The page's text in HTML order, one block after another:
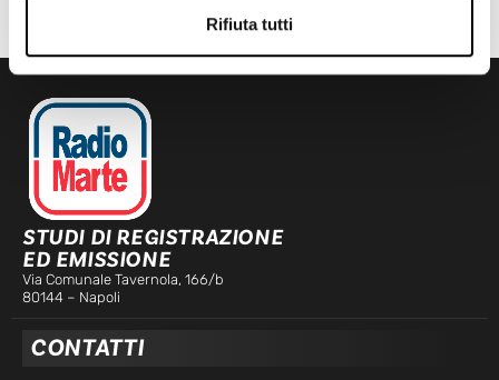
Rifiuta tutti
STUDI DI REGISTRAZIONE
ED EMISSIONE
Via Comunale Tavernola, 166/b
80144 – Napoli
CONTATTI